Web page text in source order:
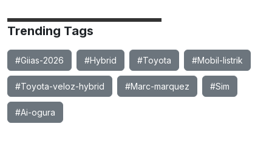
Trending Tags
#Giias-2026 #Hybrid #Toyota #Mobil-listrik
#Toyota-veloz-hybrid #Marc-marquez #Sim
#Ai-ogura